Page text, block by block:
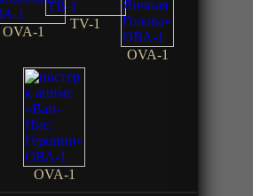
OVA-1
TV-1
OVA-1
OVA-1